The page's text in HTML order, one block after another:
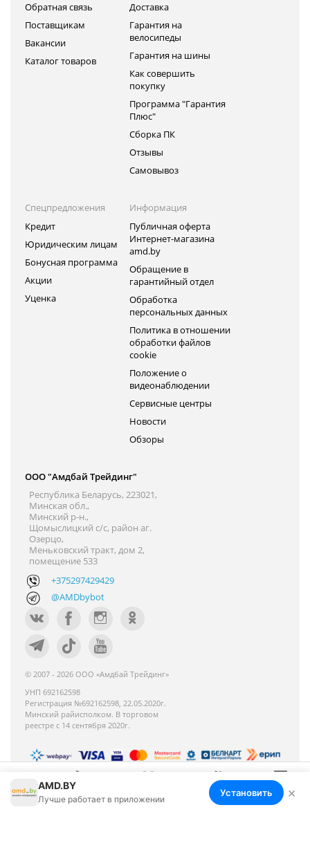
Меню Корзина Избранное Сравнение Войти
Обратная связь
Поставщикам
Вакансии
Каталог товаров
Доставка
Гарантия на
велосипеды
Гарантия на шины
Как совершить
покупку
Программа "Гарантия
Плюс"
Сборка ПК
Отзывы
Самовывоз
Спецпредложения
Кредит
Юридическим лицам
Бонусная программа
Акции
Уценка
Информация
Публичная оферта
Интернет-магазина
amd.by
Обращение в
гарантийный отдел
Обработка
персональных данных
Политика в отношении
обработки файлов
cookie
Положение о
видеонаблюдении
Сервисные центры
Новости
Обзоры
ООО "Амдбай Трейдинг"
Республика Беларусь, 223021,
Минская обл.,
Минский р-н.,
Щомыслицкий с/с, район аг.
Озерцо,
Меньковский тракт, дом 2,
помещение 533
+375297429429
@AMDbybot
© 2007 - 2026 ООО «Амдбай Трейдинг»
УНП 692162598
Регистрация №692162598, 22.05.2020г.
Минский райисполком. В торговом
реестре с 14 сентября 2020г.
Номер телефона работников местных
исполнительных и распорядительных органов по
AMD.BY
Лучше работает в приложении
Установить ×